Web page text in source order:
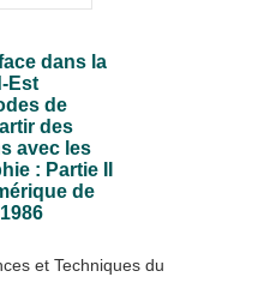
dans la
Est
de
des
avec les
: Partie II
de
et Techniques du